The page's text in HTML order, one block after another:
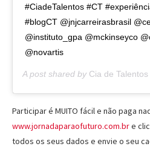
#CiadeTalentos #CT
#blogCT @jnjcarreirasbrasil
@instituto_gpa @mckinseyco
@novartis
A post shared by Cia de Talentos
Participar é MUITO fácil e não paga
www.jornadaparaofuturo.com.bre
todos os seus dados e envie o seu